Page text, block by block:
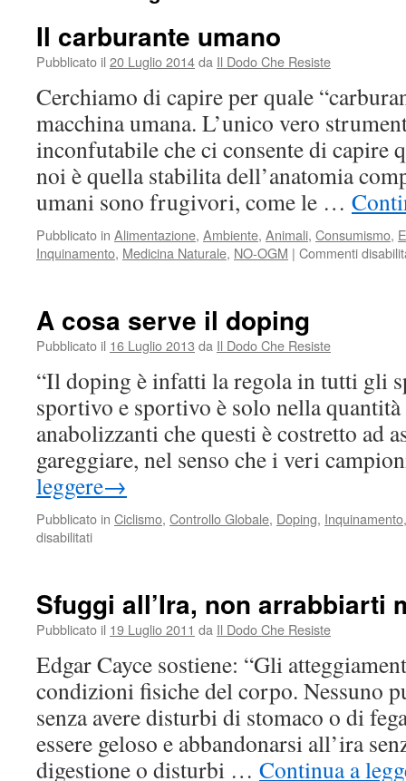
Il carburante umano
Pubblicato il 20 Luglio 2014da Il Dodo Che Resiste
Cerchiamo di capire per quale
macchina umana. L’unico vero
inconfutabile che ci consente di capire
noi è quella stabilita dell’anatomia
umani sono frugivori, come le …
Pubblicato in Alimentazione, Ambiente, Animali, Consumismo,
Inquinamento, Medicina Naturale, NO-OGM | Commenti
A cosa serve il doping
Pubblicato il 16 Luglio 2013 da Il Dodo Che Resiste
“Il doping è infatti la regola in tutti gli
sportivo e sportivo è solo nella
anabolizzanti che questi è costretto ad
gareggiare, nel senso che i veri
leggere→
Pubblicato in Ciclismo, Controllo Globale, Doping, Inquinamento
disabilitatisu
il
doping
Sfuggi all’Ira, non arrabbiarti
Pubblicato il 19 Luglio 2011 da Il Dodo Che Resiste
Edgar Cayce sostiene: “Gli
condizioni fisiche del corpo. Nessuno
senza avere disturbi di stomaco o di
essere geloso e abbandonarsi all’ira
digestione o disturbi … Continua a